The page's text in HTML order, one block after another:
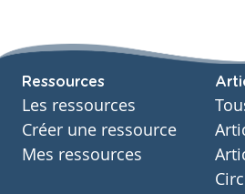
Ressources
Les ressources
Créer une ressource
Mes ressources